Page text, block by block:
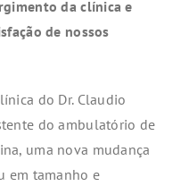
da clínica e
de nossos
do Dr. Claudio
do ambulatório de
uma nova mudança
em tamanho e